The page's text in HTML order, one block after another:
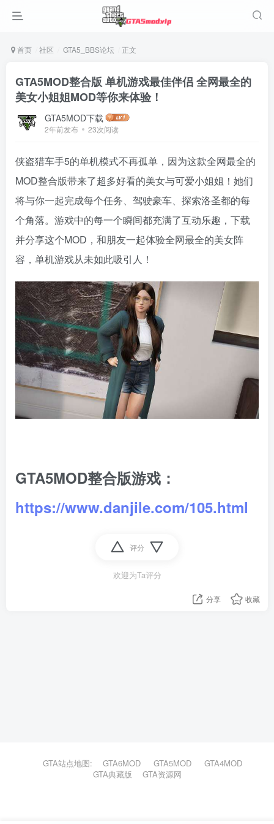
首页 社区 GTA5_BBS论坛 正文
GTA5MOD整合版 单机游戏最佳伴侣 全网最全的
美女小姐姐MOD等你来体验！
GTA5MOD下载
2年前发布 23次阅读
侠盗猎车手5的单机模式不再孤单，因为这款全网最全的
MOD整合版带来了超多好看的美女与可爱小姐姐！她们
将与你一起完成每个任务、驾驶豪车、探索洛圣都的每
个角落。游戏中的每一个瞬间都充满了互动乐趣，下载
并分享这个MOD，和朋友一起体验全网最全的美女阵
容，单机游戏从未如此吸引人！
GTA5MOD整合版游戏：
https://www.danjile.com/105.html
评分
欢迎为Ta评分
分享 收藏
GTA站点地图: GTA6MOD GTA5MOD
GTA4MOD
GTA典藏版
GTA资源网